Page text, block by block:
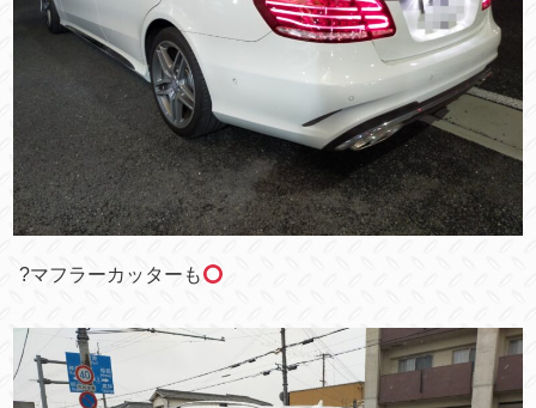
?マフラーカッターも